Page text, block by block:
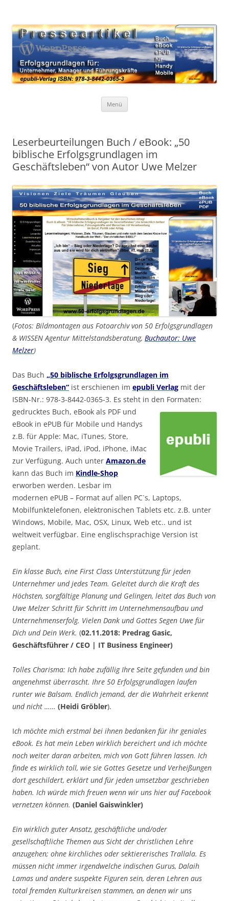
Erfolgsgrundlagen
Menü
Leserbeurteilungen Buch / eBook: „50
biblische Erfolgsgrundlagen im
Geschäftsleben“ von Autor Uwe Melzer
(Fotos: Bildmontagen aus Fotoarchiv von 50 Erfolgsgrundlagen
& WISSEN Agentur Mittelstandsberatung, Buchautor: Uwe
Melzer)
Das Buch „50 biblische Erfolgsgrundlagen im
Geschäftsleben“ ist erschienen im epubli Verlag mit der
ISBN-Nr.: 978-3-8442-0365-3. Es steht in den Formaten:
gedrucktes Buch, eBook als PDF und
eBook in ePUB für Mobile und Handys
z.B. für Apple: Mac, iTunes, Store,
Movie Trailers, iPad, iPod, iPhone, iMac
zur Verfügung. Auch unter Amazon.de
kann das Buch im Kindle-Shop
erworben werden. Lesbar im
modernen ePUB – Format auf allen PC`s, Laptops,
Mobilfunktelefonen, elektronischen Tablets etc. z.B. unter
Windows, Mobile, Mac, OSX, Linux, Web etc.. und ist
weltweit verfügbar. Eine englischsprachige Version ist
geplant.
Ein klasse Buch, eine First Class Unterstützung für jeden
Unternehmer und jedes Team. Geleitet durch die Kraft des
Höchsten, sorgfältige Planung und Gelingen, leitet das Buch von
Uwe Melzer Schritt für Schritt im Unternehmensaufbau und
Unternehmenserfolg. Vielen Dank und Gottes Segen Uwe für
Dich und Dein Werk. (02.11.2018: Predrag Gasic,
Geschäftsführer / CEO | IT Business Engineer)
Tolles Charisma: Ich habe zufällig Ihre Seite gefunden und bin
angenehmst überrascht. Ihre 50 Erfolgsgrundlagen laufen
runter wie Balsam. Endlich jemand, der die Wahrheit erkennt
und nicht …… (Heidi Gröbler).
Ich möchte mich erstmal bei ihnen bedanken für ihr geniales
eBook. Es hat mein Leben wirklich bereichert und ich möchte
noch weiter daran arbeiten, mich von Gott führen lassen. Ich
finde es wirklich toll, wie sie Gottes Gesetze und Verheißungen
dort geschildert, erklärt und für jeden umsetzbar geschrieben
haben. Ich würde mich freuen wenn wir uns hier auf Facebook
vernetzen können. (Daniel Gaiswinkler)
Ein wirklich guter Ansatz, geschäftliche und/oder
gesellschaftliche Themen aus Sicht der christlichen Lehre
anzugehen; ohne kirchliches oder sektiererisches Trallala. Es
müssen nicht immer irgendwelche indischen Gurus, Dalaih
Lamas und andere suspekte Figuren sein, deren Lehren aus
total fremden Kulturkreisen stammen, an denen wir uns